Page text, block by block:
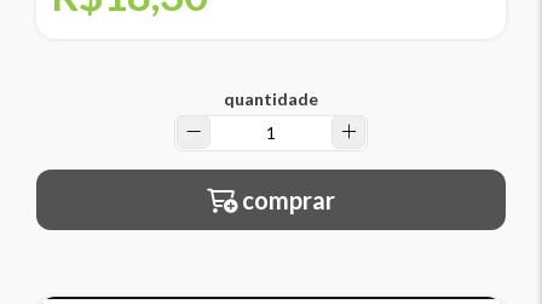
quantidade
comprar